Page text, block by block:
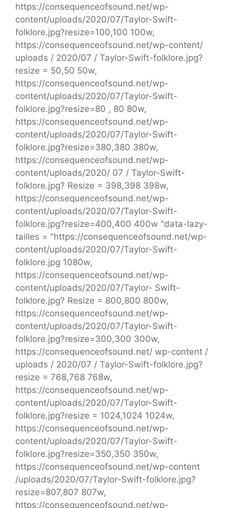
https://consequenceofsound.net/wp-
content/uploads/2020/07/Taylor-Swift-
folklore.jpg?resize=100,100 100w,
https://consequenceofsound.net/wp-content/
uploads / 2020/07 / Taylor-Swift-folklore.jpg?
resize = 50,50 50w,
https://consequenceofsound.net/wp-
content/uploads/2020/07/Taylor-Swift-
folklore.jpg?resize=80 , 80 80w,
https://consequenceofsound.net/wp-
content/uploads/2020/07/Taylor-Swift-
folklore.jpg?resize=380,380 380w,
https://consequenceofsound.net/wp-
content/uploads/2020/ 07 / Taylor-Swift-
folklore.jpg? Resize = 398,398 398w,
https://consequenceofsound.net/wp-
content/uploads/2020/07/Taylor-Swift-
folklore.jpg?resize=400,400 400w "data-lazy-
tailles = "https://consequenceofsound.net/wp-
content/uploads/2020/07/Taylor-Swift-
folklore.jpg 1080w,
https://consequenceofsound.net/wp-
content/uploads/2020/07/Taylor- Swift-
folklore.jpg? Resize = 800,800 800w,
https://consequenceofsound.net/wp-
content/uploads/2020/07/Taylor-Swift-
folklore.jpg?resize=300,300 300w,
https://consequenceofsound.net/ wp-content /
uploads / 2020/07 / Taylor-Swift-folklore.jpg?
resize = 768,768 768w,
https://consequenceofsound.net/wp-
content/uploads/2020/07/Taylor-Swift-
folklore.jpg?resize = 1024,1024 1024w,
https://consequenceofsound.net/wp-
content/uploads/2020/07/Taylor-Swift-
folklore.jpg?resize=350,350 350w,
https://consequenceofsound.net/wp-content
/uploads/2020/07/Taylor-Swift-folklore.jpg?
resize=807,807 807w,
https://consequenceofsound.net/wp-